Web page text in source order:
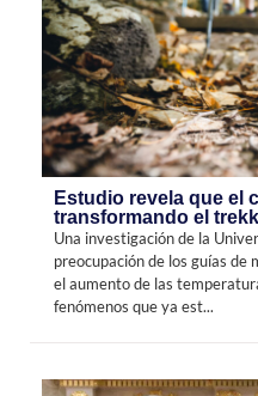
Estudio revela que el
transformando el
Una investigación de la
preocupación de los guías de
el aumento de las
fenómenos que ya est...